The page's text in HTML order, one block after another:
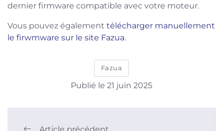
dernier firmware compatible avec votre moteur.
Vous pouvez également télécharger manuellement
le firwmware sur le site Fazua.
Fazua
Publié le 21 juin 2025
Article précédent